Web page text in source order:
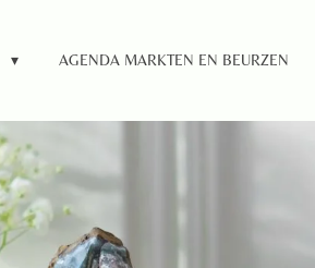
AGENDA MARKTEN EN BEURZEN